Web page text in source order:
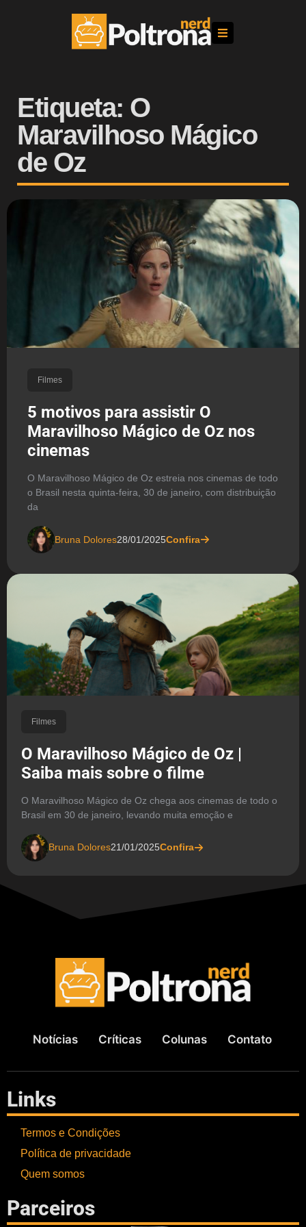
Etiqueta: O
Maravilhoso Mágico
de Oz
Filmes
5 motivos para assistir O
Maravilhoso Mágico de Oz nos
cinemas
O Maravilhoso Mágico de Oz estreia nos cinemas de todo
o Brasil nesta quinta-feira, 30 de janeiro, com distribuição
da
Bruna Dolores28/01/2025Confira
Filmes
O Maravilhoso Mágico de Oz |
Saiba mais sobre o filme
O Maravilhoso Mágico de Oz chega aos cinemas de todo o
Brasil em 30 de janeiro, levando muita emoção e
Bruna Dolores21/01/2025Confira
Notícias Críticas Colunas Contato
Links
Termos e Condições
Política de privacidade
Quem somos
Parceiros